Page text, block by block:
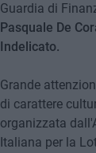
Guardia di
Pasquale De
Indelicato.
Grande
di carattere
organizzata
Italiana per la